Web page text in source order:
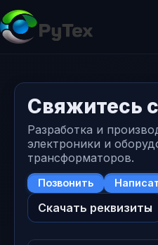
Свяжитесь
Разработка и
электроники и
трансформаторов.
Позвонить
Скачать реквизиты